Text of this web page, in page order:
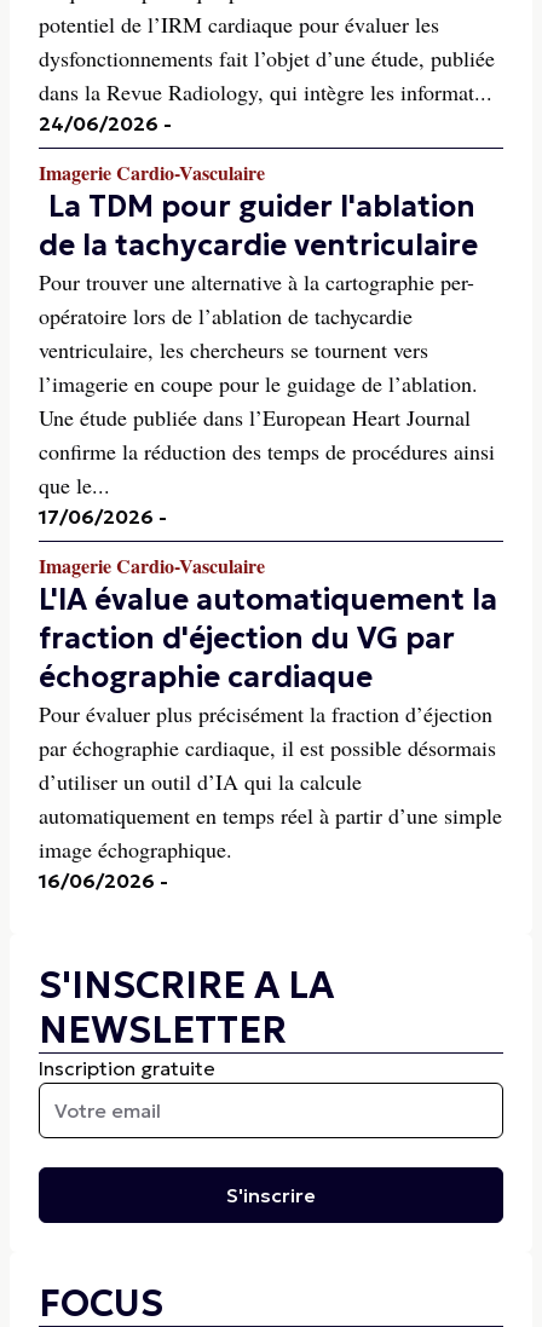
potentiel de l’IRM cardiaque pour évaluer les
dysfonctionnements fait l’objet d’une étude, publiée
dans la Revue Radiology, qui intègre les informat...
24/06/2026 -
Imagerie Cardio-Vasculaire
La TDM pour guider l'ablation
de la tachycardie ventriculaire
Pour trouver une alternative à la cartographie per-
opératoire lors de l’ablation de tachycardie
ventriculaire, les chercheurs se tournent vers
l’imagerie en coupe pour le guidage de l’ablation.
Une étude publiée dans l’European Heart Journal
confirme la réduction des temps de procédures ainsi
que le...
17/06/2026 -
Imagerie Cardio-Vasculaire
L'IA évalue automatiquement la
fraction d'éjection du VG par
échographie cardiaque
Pour évaluer plus précisément la fraction d’éjection
par échographie cardiaque, il est possible désormais
d’utiliser un outil d’IA qui la calcule
automatiquement en temps réel à partir d’une simple
image échographique.
16/06/2026 -
S'INSCRIRE A LA
NEWSLETTER
Inscription gratuite
S'inscrire
FOCUS